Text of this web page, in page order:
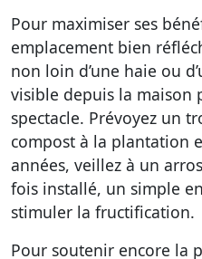
Pour maximiser ses
emplacement bien
non loin d’une haie ou
visible depuis la maison
spectacle. Prévoyez un
compost à la plantation
années, veillez à un
fois installé, un simple
stimuler la fructification.
Pour soutenir encore la